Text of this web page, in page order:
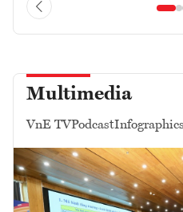
Multimedia
VnE TVPodcastInfographics